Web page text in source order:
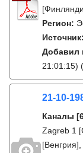
Регион:
Источник:
Добавил
21:01:15)
21-10-
Каналы
Zagreb 1